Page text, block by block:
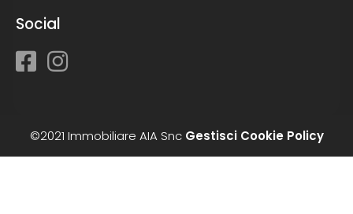
Social
©2021 Immobiliare AIA Snc Gestisci Cookie Policy